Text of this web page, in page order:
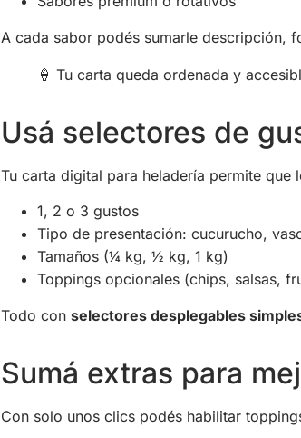
A cada sabor podés sumarle descripción,
🍦 Tu carta queda ordenada y
Usá selectores de
Tu carta digital para heladería permite que
1, 2 o 3 gustos
Tipo de presentación: cucurucho,
Tamaños (¼ kg, ½ kg, 1 kg)
Toppings opcionales (chips, salsas,
Todo con selectores desplegables
Sumá extras para
Con solo unos clics podés habilitar